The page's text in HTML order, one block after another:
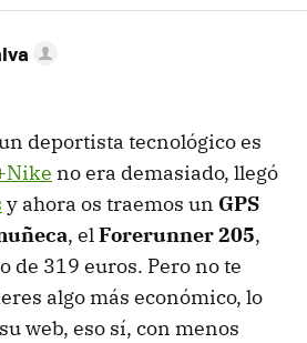
deportista tecnológico es
no era demasiado, llegó
y ahora os traemos un GPS
, elForerunner 205,
de 319 euros. Pero no te
algo más económico, lo
web, eso sí, con menos